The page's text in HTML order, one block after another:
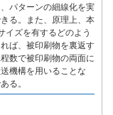
パターンの細線化を実
る。また、原理上、本
イズを有するどのよう
ば、被印刷物を裏返す
数で被印刷物の両面に
機構を用いることな
る。